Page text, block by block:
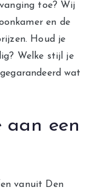
toe? Wij
en de
Houd je
Welke stijl je
wat
aan een
vanuit Den